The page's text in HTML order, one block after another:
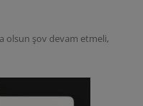
olsun şov devam etmeli,